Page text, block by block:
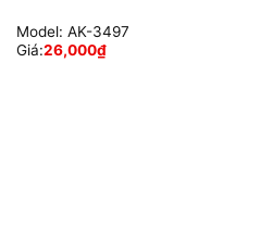
Model: AK-3497
Giá:26,000₫